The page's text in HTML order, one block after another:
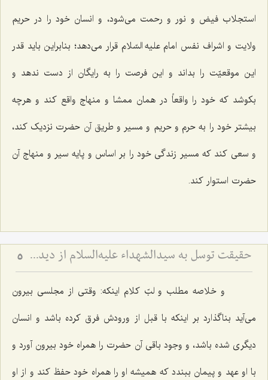
استجلاب فیض و نور و رحمت می‌شود، و انسان خود را در حریم
ولایت و اشراف نفس امام علیه السّلام قرار می‌دهد؛ بنابراین باید قدر
این موقعیّت را بداند و این فرصت را به رایگان از دست ندهد و
بکوشد که خود را واقعاً در همان ممشا و منهاج واقع کند و هرچه
بیشتر خود را به حرم و حریم و مسیر و طریق آن حضرت نزدیک کند،
و سعی کند که مسیر زندگی خود را بر اساس و پایه سیر و منهاج آن
حضرت استوار کند.
حقیقت توسل به سیدالشهداء علیه‌السلام از دیدگاه عرفا - بررسی اجمالی مسئلۀ توسل به اهل‌بیت علیهم‌السلام 5
و خلاصه مطلب و لبّ کلام اینکه: وقتی از مجلسی بیرون
می‌آید بناگذارد بر اینکه با قبل از ورودش فرق کرده باشد و انسان
دیگری شده باشد، و وجود باقی آن حضرت را همراه خود بیرون آورد و
با او عهد و پیمان ببندد که همیشه او را همراه خود حفظ کند و از او